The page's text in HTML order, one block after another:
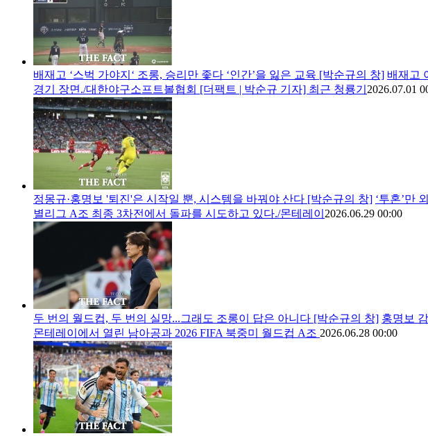
배재고 ‘스벅 가야지‘ 조롱, 승리만 좇다 ‘인간’을 잃은 교육 [박순규의 창] 배재고
경기 장면./대한야구소프트볼협회 [더팩트 | 박순규 기자] 최근 청룡기 2026.07.01
정몽규·홍명보 '퇴진'은 시작일 뿐, 시스템을 바꿔야 산다 [박순규의 창] ‘투혼’만
별리그 A조 최종 3차전에서 돌파를 시도하고 있다./몬테레이 2026.06.29 00:00
두 번의 월드컵, 두 번의 실망...그래도 조롱이 답은 아니다 [박순규의 창] 홍명보
몬테레이에서 열린 남아공과 2026 FIFA 북중미 월드컵 A조 2026.06.28 00:00